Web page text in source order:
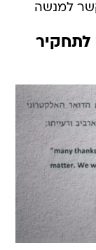
למנשה
לתחקיר